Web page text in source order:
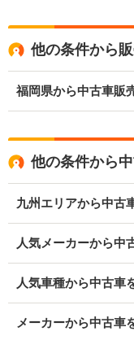
他の条件から
福岡県から中古車販
他の条件から
九州エリアから中古
人気メーカーから中
人気車種から中古車
メーカーから中古車